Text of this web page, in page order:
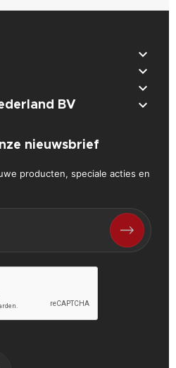



BV 
nieuwsbrief
producten, speciale acties en